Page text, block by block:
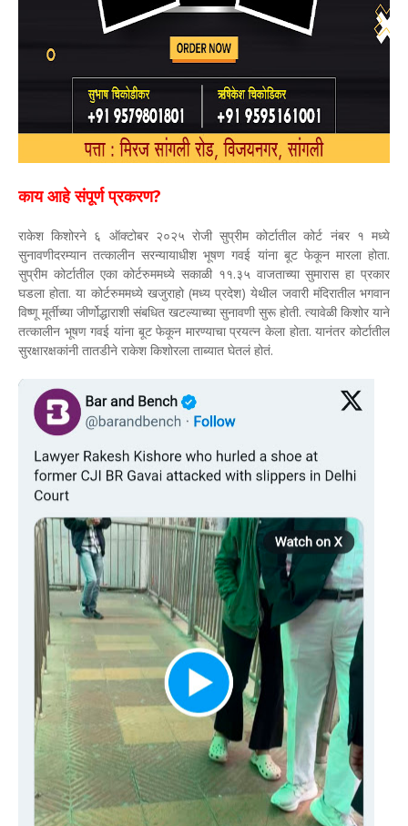
काय आहे संपूर्ण प्रकरण?
राकेश किशोरने ६ ऑक्टोबर २०२५ रोजी सुप्रीम कोर्टातील कोर्ट नंबर १ मध्ये
सुनावणीदरम्यान तत्कालीन सरन्यायाधीश भूषण गवई यांना बूट फेकून मारला होता.
सुप्रीम कोर्टातील एका कोर्टरुममध्ये सकाळी ११.३५ वाजताच्या सुमारास हा प्रकार
घडला होता. या कोर्टरुममध्ये खजुराहो (मध्य प्रदेश) येथील जवारी मंदिरातील भगवान
विष्णू मूर्तीच्या जीर्णोद्धाराशी संबधित खटल्याच्या सुनावणी सुरू होती. त्यावेळी किशोर याने
तत्कालीन भूषण गवई यांना बूट फेकून मारण्याचा प्रयत्न केला होता. यानंतर कोर्टातील
सुरक्षारक्षकांनी तातडीने राकेश किशोरला ताब्यात घेतलं होतं.